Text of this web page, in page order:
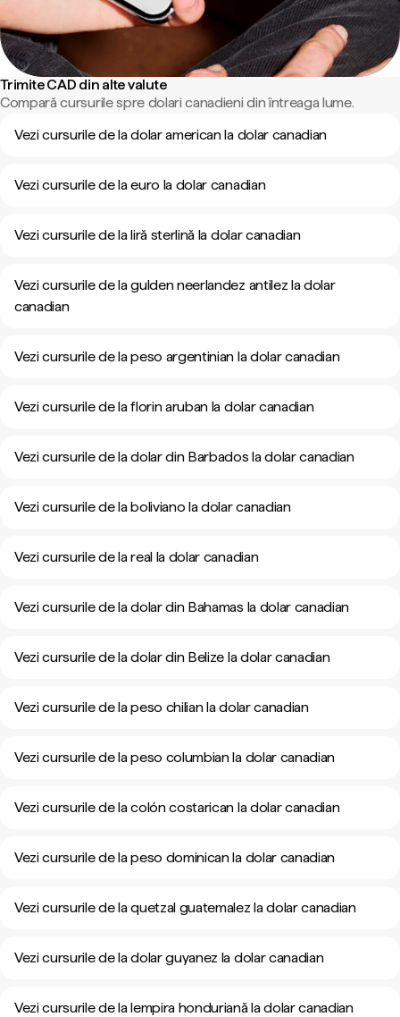
Trimite CAD din alte valute
Compară cursurile spre dolari canadieni din întreaga lume.
Vezi cursurile de la dolar american la dolar canadian
Vezi cursurile de la euro la dolar canadian
Vezi cursurile de la liră sterlină la dolar canadian
Vezi cursurile de la gulden neerlandez antilez la dolar
canadian
Vezi cursurile de la peso argentinian la dolar canadian
Vezi cursurile de la florin aruban la dolar canadian
Vezi cursurile de la dolar din Barbados la dolar canadian
Vezi cursurile de la boliviano la dolar canadian
Vezi cursurile de la real la dolar canadian
Vezi cursurile de la dolar din Bahamas la dolar canadian
Vezi cursurile de la dolar din Belize la dolar canadian
Vezi cursurile de la peso chilian la dolar canadian
Vezi cursurile de la peso columbian la dolar canadian
Vezi cursurile de la colón costarican la dolar canadian
Vezi cursurile de la peso dominican la dolar canadian
Vezi cursurile de la quetzal guatemalez la dolar canadian
Vezi cursurile de la dolar guyanez la dolar canadian
Vezi cursurile de la lempira honduriană la dolar canadian